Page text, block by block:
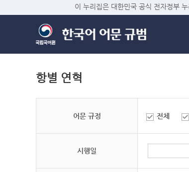
이 누리집은 대한민국 공식 전자정부 누
항별 연혁
어문 규정 전체
시행일